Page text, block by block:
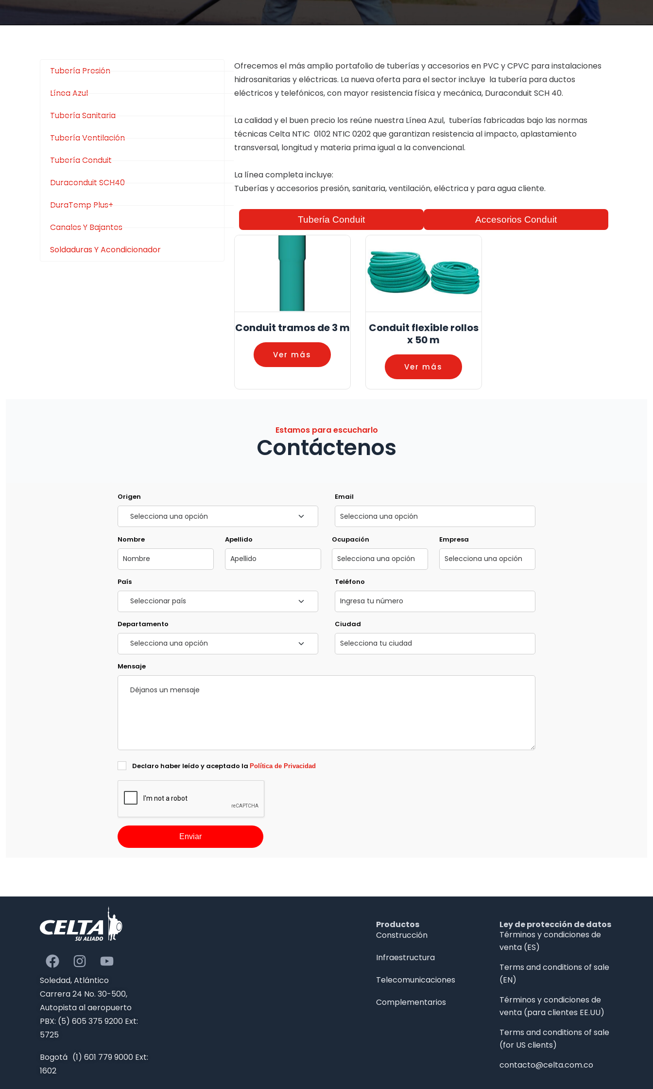
Tubería Presión
Línea Azul
Tubería Sanitaria
Tubería Ventilación
Tubería Conduit
Duraconduit SCH40
DuraTemp Plus+
Canales Y Bajantes
Soldaduras Y Acondicionador
Ofrecemos el más amplio portafolio de tuberías y accesorios en PVC y CPVC para instalaciones
hidrosanitarias y eléctricas. La nueva oferta para el sector incluye la tubería para ductos
eléctricos y telefónicos, con mayor resistencia física y mecánica, Duraconduit SCH 40.
La calidad y el buen precio los reúne nuestra Línea Azul, tuberías fabricadas bajo las normas
técnicas Celta NTIC 0102 NTIC 0202 que garantizan resistencia al impacto, aplastamiento
transversal, longitud y materia prima igual a la convencional.
La línea completa incluye:
Tuberías y accesorios presión, sanitaria, ventilación, eléctrica y para agua cliente.
Tubería Conduit Accesorios Conduit
Conduit tramos de 3 m
Ver más
Conduit flexible rollos
x 50 m
Ver más
Estamos para escucharlo
Contáctenos
Origen Email
Nombre Apellido Ocupación Empresa
País Teléfono
Departamento Ciudad
Mensaje
Declaro haber leído y aceptado la Política de Privacidad
Enviar
Soledad, Atlántico
Carrera 24 No. 30-500,
Autopista al aeropuerto
PBX: (5) 605 375 9200 Ext:
5725
Bogotá (1) 601 779 9000 Ext:
1602
Productos
Construcción
Infraestructura
Telecomunicaciones
Complementarios
Ley de protección de datos
Términos y condiciones de
venta (ES)
Terms and conditions of sale
(EN)
Términos y condiciones de
venta (para clientes EE.UU)
Terms and conditions of sale
(for US clients)
contacto@celta.com.co